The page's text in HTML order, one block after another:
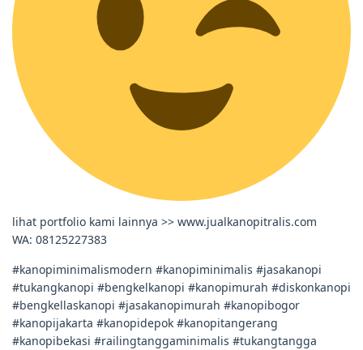
lihat portfolio kami lainnya >> www.jualkanopitralis.com
WA: 08125227383
#kanopiminimalismodern #kanopiminimalis #jasakanopi
#tukangkanopi #bengkelkanopi #kanopimurah #diskonkanopi
#bengkellaskanopi #jasakanopimurah #kanopibogor
#kanopijakarta #kanopidepok #kanopitangerang
#kanopibekasi #railingtanggaminimalis #tukangtangga